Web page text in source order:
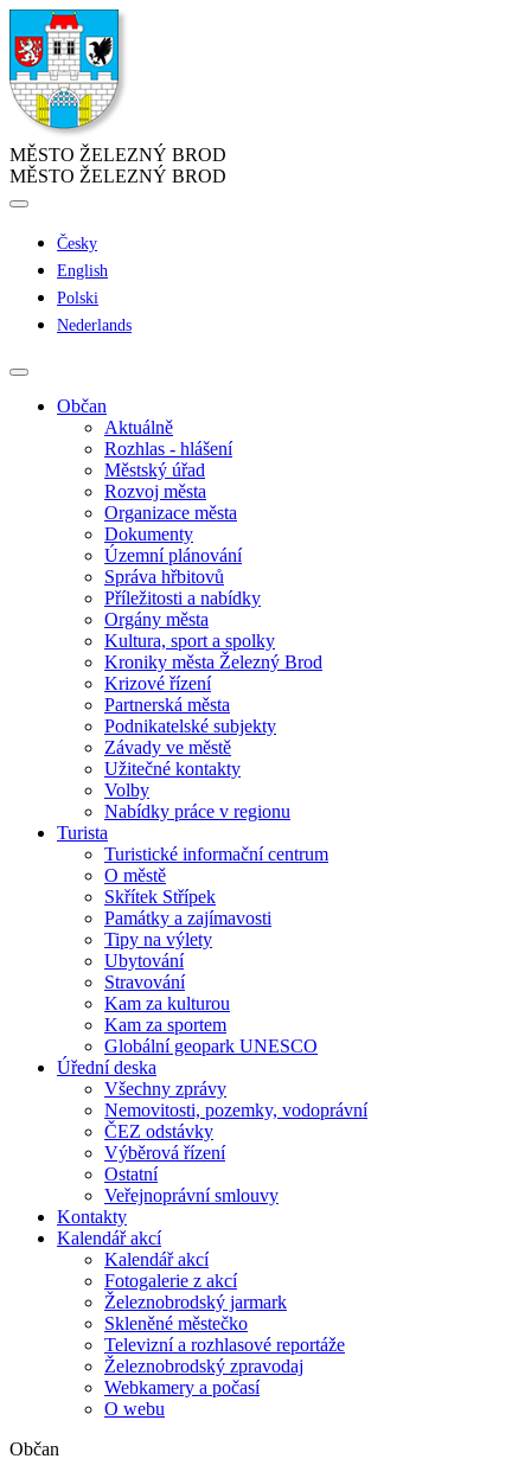
MĚSTO ŽELEZNÝ BROD
MĚSTO ŽELEZNÝ BROD
Česky
English
Polski
Nederlands
Občan
Aktuálně
Rozhlas - hlášení
Městský úřad
Rozvoj města
Organizace města
Dokumenty
Územní plánování
Správa hřbitovů
Příležitosti a nabídky
Orgány města
Kultura, sport a spolky
Kroniky města Železný Brod
Krizové řízení
Partnerská města
Podnikatelské subjekty
Závady ve městě
Užitečné kontakty
Volby
Nabídky práce v regionu
Turista
Turistické informační centrum
O městě
Skřítek Střípek
Památky a zajímavosti
Tipy na výlety
Ubytování
Stravování
Kam za kulturou
Kam za sportem
Globální geopark UNESCO
Úřední deska
Všechny zprávy
Nemovitosti, pozemky, vodoprávní
ČEZ odstávky
Výběrová řízení
Ostatní
Veřejnoprávní smlouvy
Kontakty
Kalendář akcí
Kalendář akcí
Fotogalerie z akcí
Železnobrodský jarmark
Skleněné městečko
Televizní a rozhlasové reportáže
Železnobrodský zpravodaj
Webkamery a počasí
O webu
Občan